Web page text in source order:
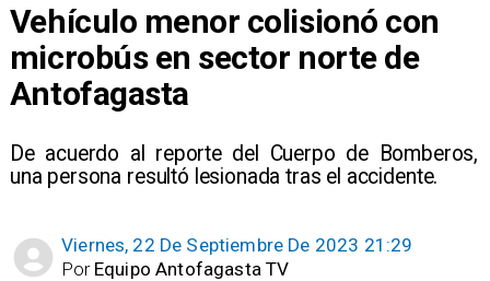
Vehículo menor colisionó con
microbús en sector norte de
Antofagasta
De acuerdo al reporte del Cuerpo de Bomberos,
una persona resultó lesionada tras el accidente.
Viernes, 22 De Septiembre De 2023 21:29
Equipo Antofagasta TV
Por